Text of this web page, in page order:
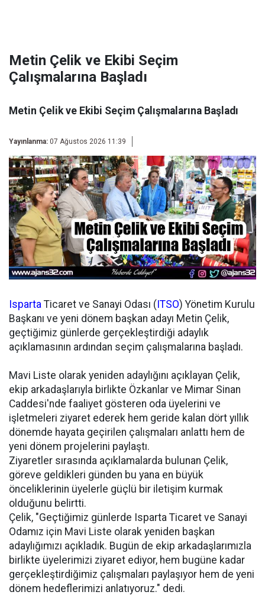
Metin Çelik ve Ekibi Seçim
Çalışmalarına Başladı
Metin Çelik ve Ekibi Seçim Çalışmalarına Başladı
Yayınlanma: 07 Ağustos 2026 11:39
Isparta Ticaret ve Sanayi Odası ( ITSO) Yönetim Kurulu
Başkanı ve yeni dönem başkan adayı Metin Çelik,
geçtiğimiz günlerde gerçekleştirdiği adaylık
açıklamasının ardından seçim çalışmalarına başladı.
Mavi Liste olarak yeniden adaylığını açıklayan Çelik,
ekip arkadaşlarıyla birlikte Özkanlar ve Mimar Sinan
Caddesi'nde faaliyet gösteren oda üyelerini ve
işletmeleri ziyaret ederek hem geride kalan dört yıllık
dönemde hayata geçirilen çalışmaları anlattı hem de
yeni dönem projelerini paylaştı.
Ziyaretler sırasında açıklamalarda bulunan Çelik,
göreve geldikleri günden bu yana en büyük
önceliklerinin üyelerle güçlü bir iletişim kurmak
olduğunu belirtti.
Çelik, "Geçtiğimiz günlerde Isparta Ticaret ve Sanayi
Odamız için Mavi Liste olarak yeniden başkan
adaylığımızı açıkladık. Bugün de ekip arkadaşlarımızla
birlikte üyelerimizi ziyaret ediyor, hem bugüne kadar
gerçekleştirdiğimiz çalışmaları paylaşıyor hem de yeni
dönem hedeflerimizi anlatıyoruz." dedi.